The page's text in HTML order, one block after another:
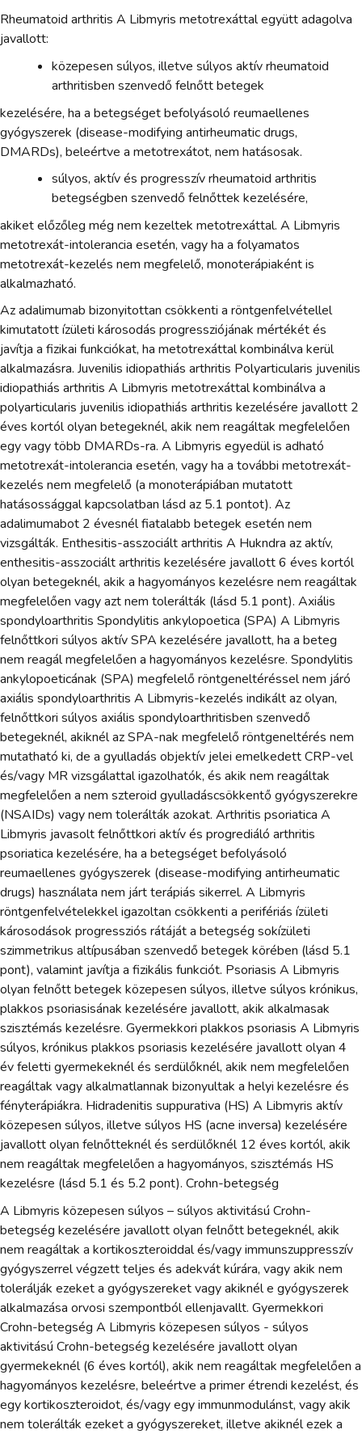
Rheumatoid arthritis A Libmyris metotrexáttal együtt adagolva
javallott:
közepesen súlyos, illetve súlyos aktív rheumatoid
arthritisben szenvedő felnőtt betegek
kezelésére, ha a betegséget befolyásoló reumaellenes
gyógyszerek (disease-modifying antirheumatic drugs,
DMARDs), beleértve a metotrexátot, nem hatásosak.
súlyos, aktív és progresszív rheumatoid arthritis
betegségben szenvedő felnőttek kezelésére,
akiket előzőleg még nem kezeltek metotrexáttal. A Libmyris
metotrexát-intolerancia esetén, vagy ha a folyamatos
metotrexát-kezelés nem megfelelő, monoterápiaként is
alkalmazható.
Az adalimumab bizonyitottan csökkenti a röntgenfelvétellel
kimutatott ízületi károsodás progressziójának mértékét és
javítja a fizikai funkciókat, ha metotrexáttal kombinálva kerül
alkalmazásra. Juvenilis idiopathiás arthritis Polyarticularis juvenilis
idiopathiás arthritis A Libmyris metotrexáttal kombinálva a
polyarticularis juvenilis idiopathiás arthritis kezelésére javallott 2
éves kortól olyan betegeknél, akik nem reagáltak megfelelően
egy vagy több DMARDs-ra. A Libmyris egyedül is adható
metotrexát-intolerancia esetén, vagy ha a további metotrexát-
kezelés nem megfelelő (a monoterápiában mutatott
hatásossággal kapcsolatban lásd az 5.1 pontot). Az
adalimumabot 2 évesnél fiatalabb betegek esetén nem
vizsgálták. Enthesitis-asszociált arthritis A Hukndra az aktív,
enthesitis-asszociált arthritis kezelésére javallott 6 éves kortól
olyan betegeknél, akik a hagyományos kezelésre nem reagáltak
megfelelően vagy azt nem tolerálták (lásd 5.1 pont). Axiális
spondyloarthritis Spondylitis ankylopoetica (SPA) A Libmyris
felnőttkori súlyos aktív SPA kezelésére javallott, ha a beteg
nem reagál megfelelően a hagyományos kezelésre. Spondylitis
ankylopoeticának (SPA) megfelelő röntgeneltéréssel nem járó
axiális spondyloarthritis A Libmyris-kezelés indikált az olyan,
felnőttkori súlyos axiális spondyloarthritisben szenvedő
betegeknél, akiknél az SPA-nak megfelelő röntgeneltérés nem
mutatható ki, de a gyulladás objektív jelei emelkedett CRP-vel
és/vagy MR vizsgálattal igazolhatók, és akik nem reagáltak
megfelelően a nem szteroid gyulladáscsökkentő gyógyszerekre
(NSAIDs) vagy nem tolerálták azokat. Arthritis psoriatica A
Libmyris javasolt felnőttkori aktív és progrediáló arthritis
psoriatica kezelésére, ha a betegséget befolyásoló
reumaellenes gyógyszerek (disease-modifying antirheumatic
drugs) használata nem járt terápiás sikerrel. A Libmyris
röntgenfelvételekkel igazoltan csökkenti a perifériás ízületi
károsodások progressziós rátáját a betegség sokízületi
szimmetrikus altípusában szenvedő betegek körében (lásd 5.1
pont), valamint javítja a fizikális funkciót. Psoriasis A Libmyris
olyan felnőtt betegek közepesen súlyos, illetve súlyos krónikus,
plakkos psoriasisának kezelésére javallott, akik alkalmasak
szisztémás kezelésre. Gyermekkori plakkos psoriasis A Libmyris
súlyos, krónikus plakkos psoriasis kezelésére javallott olyan 4
év feletti gyermekeknél és serdülőknél, akik nem megfelelően
reagáltak vagy alkalmatlannak bizonyultak a helyi kezelésre és
fényterápiákra. Hidradenitis suppurativa (HS) A Libmyris aktív
közepesen súlyos, illetve súlyos HS (acne inversa) kezelésére
javallott olyan felnőtteknél és serdülőknél 12 éves kortól, akik
nem reagáltak megfelelően a hagyományos, szisztémás HS
kezelésre (lásd 5.1 és 5.2 pont). Crohn-betegség
A Libmyris közepesen súlyos – súlyos aktivitású Crohn-
betegség kezelésére javallott olyan felnőtt betegeknél, akik
nem reagáltak a kortikoszteroiddal és/vagy immunszuppresszív
gyógyszerrel végzett teljes és adekvát kúrára, vagy akik nem
tolerálják ezeket a gyógyszereket vagy akiknél e gyógyszerek
alkalmazása orvosi szempontból ellenjavallt. Gyermekkori
Crohn-betegség A Libmyris közepesen súlyos - súlyos
aktivitású Crohn-betegség kezelésére javallott olyan
gyermekeknél (6 éves kortól), akik nem reagáltak megfelelően a
hagyományos kezelésre, beleértve a primer étrendi kezelést, és
egy kortikoszteroidot, és/vagy egy immunmodulánst, vagy akik
nem tolerálták ezeket a gyógyszereket, illetve akiknél ezek a